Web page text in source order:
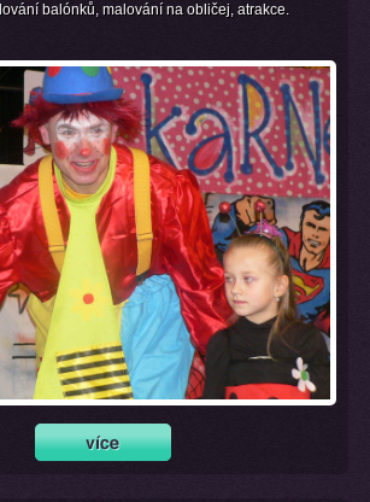
balónků, malování na obličej, atrakce.